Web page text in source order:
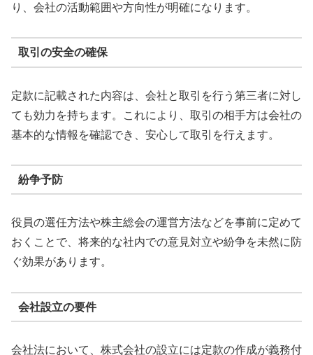
り、会社の活動範囲や方向性が明確になります。
取引の安全の確保
定款に記載された内容は、会社と取引を行う第三者に対し
ても効力を持ちます。これにより、取引の相手方は会社の
基本的な情報を確認でき、安心して取引を行えます。
紛争予防
役員の選任方法や株主総会の運営方法などを事前に定めて
おくことで、将来的な社内での意見対立や紛争を未然に防
ぐ効果があります。
会社設立の要件
会社法において、株式会社の設立には定款の作成が義務付